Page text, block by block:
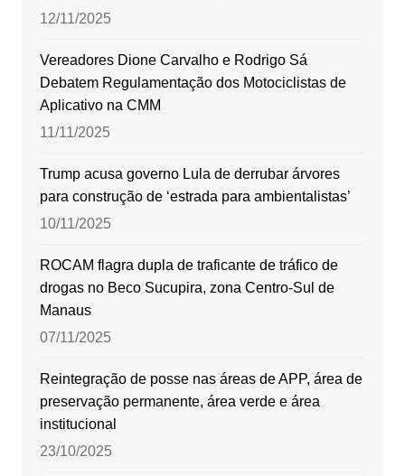
12/11/2025
Vereadores Dione Carvalho e Rodrigo Sá
Debatem Regulamentação dos Motociclistas de
Aplicativo na CMM
11/11/2025
Trump acusa governo Lula de derrubar árvores
para construção de ‘estrada para ambientalistas’
10/11/2025
ROCAM flagra dupla de traficante de tráfico de
drogas no Beco Sucupira, zona Centro-Sul de
Manaus
07/11/2025
Reintegração de posse nas áreas de APP, área de
preservação permanente, área verde e área
institucional
23/10/2025